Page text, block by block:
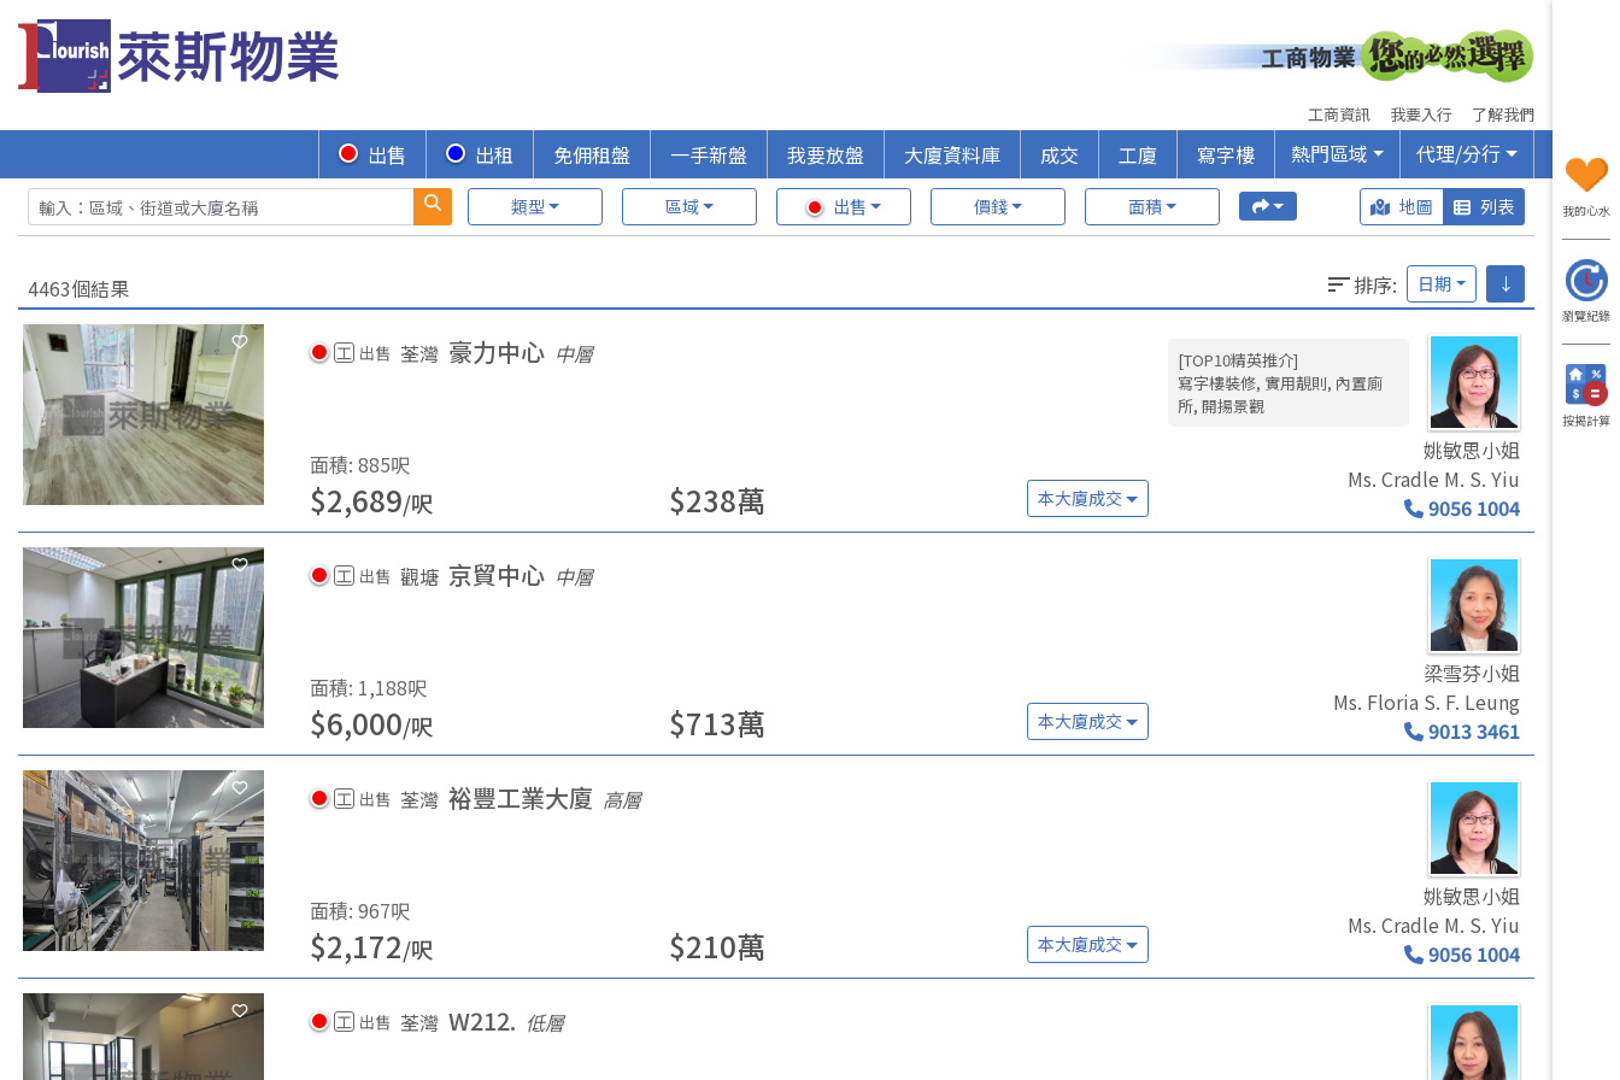
工商資訊 我要入行 了解我們
出售 出租 免佣租盤 一手新盤 我要放盤 大廈資料庫 成交 工廈 寫字樓 熱門區域 代理/分行
類型 區域 出售 價錢 面積 地圖 列表
4463個結果 排序: 日期 ↓
工 出售 荃灣 豪力中心 中層
面積: 885呎
$2,689/呎 $238萬 本大廈成交
[TOP10精英推介]
寫字樓裝修, 實用靚則, 內置廁
所, 開揚景觀
姚敏思小姐
Ms. Cradle M. S. Yiu
9056 1004
工 出售 觀塘 京貿中心 中層
面積: 1,188呎
$6,000/呎 $713萬 本大廈成交
梁雪芬小姐
Ms. Floria S. F. Leung
9013 3461
工 出售 荃灣 裕豐工業大廈 高層
面積: 967呎
$2,172/呎 $210萬 本大廈成交
姚敏思小姐
Ms. Cradle M. S. Yiu
9056 1004
工 出售 荃灣 W212. 低層
我的心水
瀏覽紀錄
按揭計算